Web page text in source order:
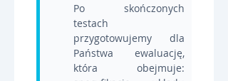
Po skończonych
testach
przygotowujemy dla
Państwa ewaluację,
która obejmuje: